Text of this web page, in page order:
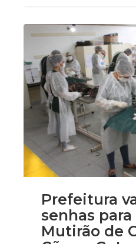
Prefeitura
senhas
Mutirão de